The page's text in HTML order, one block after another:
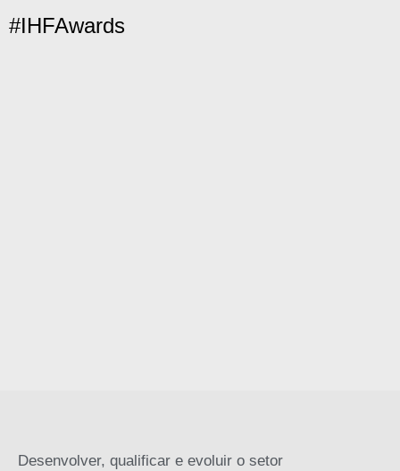
#IHFAwards
Desenvolver, qualificar e evoluir o setor